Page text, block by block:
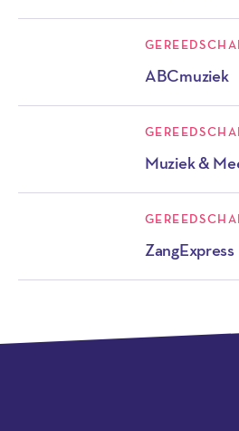
ABCmuziek
Muziek &
ZangExpress